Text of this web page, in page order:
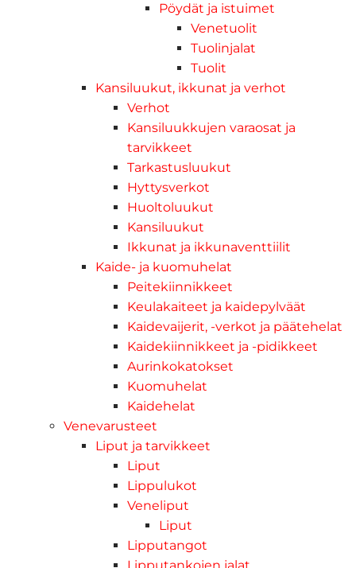
Pöydät ja istuimet
Venetuolit
Tuolinjalat
Tuolit
Kansiluukut, ikkunat ja verhot
Verhot
Kansiluukkujen varaosat ja
tarvikkeet
Tarkastusluukut
Hyttysverkot
Huoltoluukut
Kansiluukut
Ikkunat ja ikkunaventtiilit
Kaide- ja kuomuhelat
Peitekiinnikkeet
Keulakaiteet ja kaidepylväät
Kaidevaijerit, -verkot ja päätehelat
Kaidekiinnikkeet ja -pidikkeet
Aurinkokatokset
Kuomuhelat
Kaidehelat
Venevarusteet
Liput ja tarvikkeet
Liput
Lippulukot
Veneliput
Liput
Lipputangot